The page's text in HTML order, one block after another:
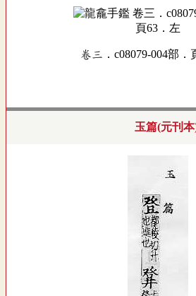
卷三．c08079-004部．
玉篇(元刊